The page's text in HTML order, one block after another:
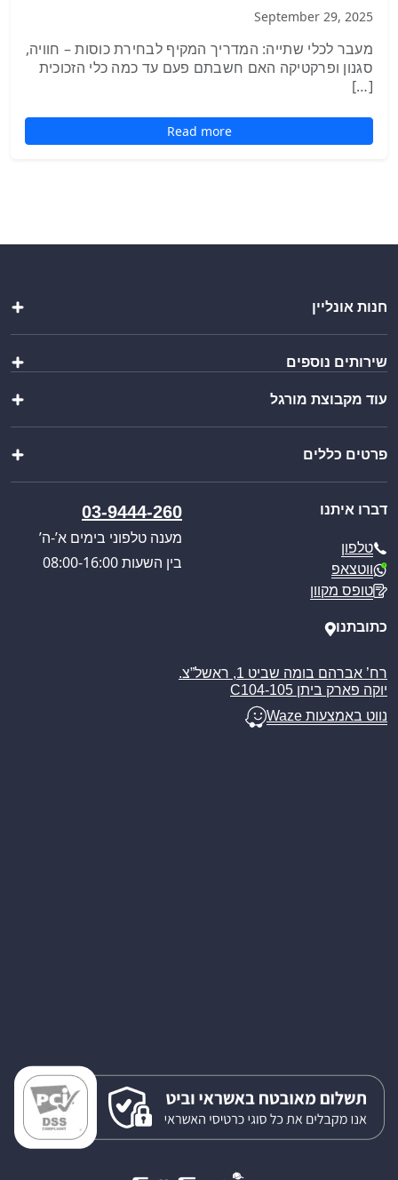
September 29, 2025
מעבר לכלי שתייה: המדריך המקיף לבחירת כוסות – חוויה,
סגנון ופרקטיקה האם חשבתם פעם עד כמה כלי הזכוכית
[…]
Read more
חנות אונליין
כלי אוכל ושתייה
מתנות
מוצרים לבית
מוצרי שטח וקמפינג
שירותים נוספים
יצירת מארז
קטלוג מוצרים
כניסה לאזור אישי
עוד מקבוצת מורגל
צ’יינה סטיל
וואנגו קרוואנים
מורגל אתר הבית
פרטים כללים
תקנון האתר
מדיניות משלוחים
ביטול עסקה
מאמרים
דברו איתנו
טלפון
ווטצאפ
טופס מקוון
03-9444-260
מענה טלפוני בימים א’-ה’
בין השעות 08:00-16:00
כתובתנו
רח’ אברהם בומה שביט 1, ראשל”צ.
יוקה פארק ביתן C104-105
נווט באמצעות Waze